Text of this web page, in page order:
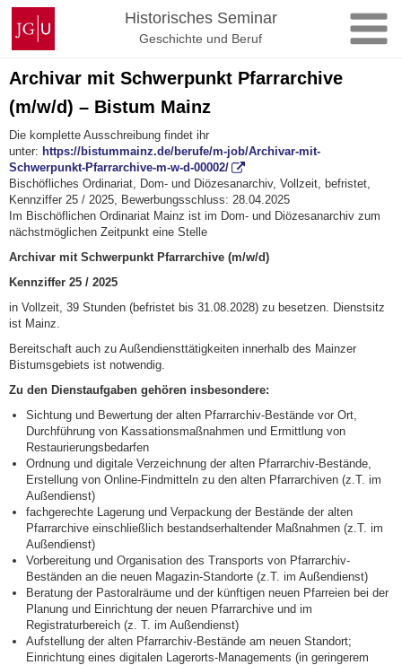
Zum
Inhalt
springen
Johannes
Gutenberg-
Universität
Mainz
Historisches Seminar
Geschichte und Beruf
Archivar mit Schwerpunkt Pfarrarchive
(m/w/d) – Bistum Mainz
Die komplette Ausschreibung findet ihr
unter: https://bistummainz.de/berufe/m-job/Archivar-mit-
Schwerpunkt-Pfarrarchive-m-w-d-00002/
Bischöfliches Ordinariat, Dom- und Diözesanarchiv, Vollzeit, befristet,
Kennziffer 25 / 2025, Bewerbungsschluss: 28.04.2025
Im Bischöflichen Ordinariat Mainz ist im Dom- und Diözesanarchiv zum
nächstmöglichen Zeitpunkt eine Stelle
Archivar mit Schwerpunkt Pfarrarchive (m/w/d)
Kennziffer 25 / 2025
in Vollzeit, 39 Stunden (befristet bis 31.08.2028) zu besetzen. Dienstsitz
ist Mainz.
Bereitschaft auch zu Außendiensttätigkeiten innerhalb des Mainzer
Bistumsgebiets ist notwendig.
Zu den Dienstaufgaben gehören insbesondere:
Sichtung und Bewertung der alten Pfarrarchiv-Bestände vor Ort,
Durchführung von Kassationsmaßnahmen und Ermittlung von
Restaurierungsbedarfen
Ordnung und digitale Verzeichnung der alten Pfarrarchiv-Bestände,
Erstellung von Online-Findmitteln zu den alten Pfarrarchiven (z.T. im
Außendienst)
fachgerechte Lagerung und Verpackung der Bestände der alten
Pfarrarchive einschließlich bestandserhaltender Maßnahmen (z.T. im
Außendienst)
Vorbereitung und Organisation des Transports von Pfarrarchiv-
Beständen an die neuen Magazin-Standorte (z.T. im Außendienst)
Beratung der Pastoralräume und der künftigen neuen Pfarreien bei der
Planung und Einrichtung der neuen Pfarrarchive und im
Registraturbereich (z. T. im Außendienst)
Aufstellung der alten Pfarrarchiv-Bestände am neuen Standort;
Einrichtung eines digitalen Lagerorts-Managements (in geringerem